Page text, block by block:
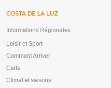
COSTA DE LA LUZ
Informations Régionales
Loisir et Sport
Comment Arriver
Carte
Climat et saisons